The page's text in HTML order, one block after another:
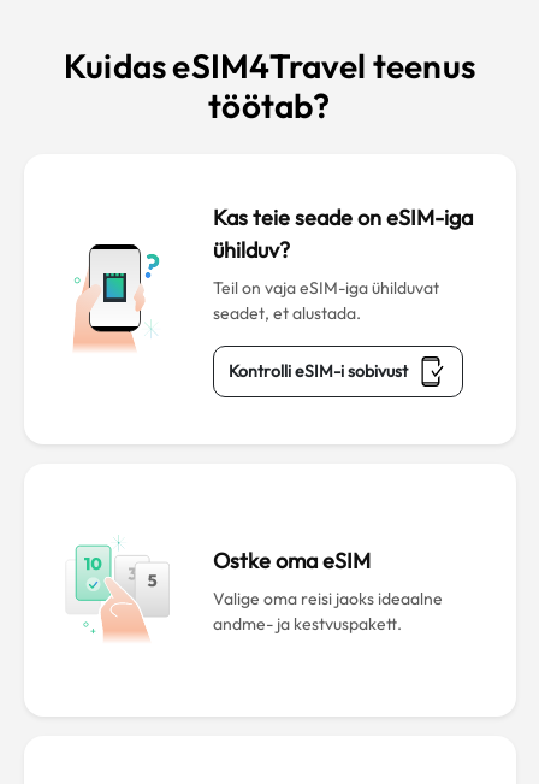
Kuidas eSIM4Travel teenus
töötab?
Kas teie seade on eSIM-iga
ühilduv?
Teil on vaja eSIM-iga ühilduvat
seadet, et alustada.
Kontrolli eSIM-i sobivust
Ostke oma eSIM
Valige oma reisi jaoks ideaalne
andme- ja kestvuspakett.